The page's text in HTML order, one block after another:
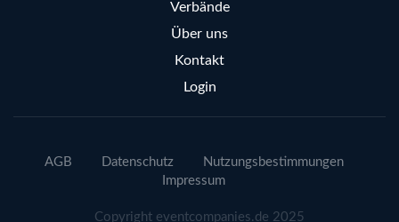
Verbände
Über uns
Kontakt
Login
AGB Datenschutz
Nutzungsbestimmungen
Impressum
Copyright eventcompanies.de 2025